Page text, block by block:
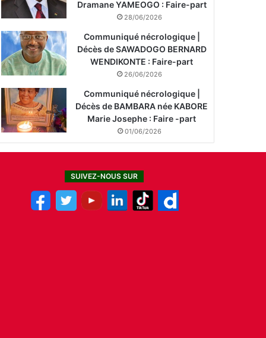
Dramane YAMEOGO : Faire-part
28/06/2026
Communiqué nécrologique |
Décès de SAWADOGO BERNARD
WENDIKONTE : Faire-part
26/06/2026
Communiqué nécrologique |
Décès de BAMBARA née KABORE
Marie Josephe : Faire -part
01/06/2026
SUIVEZ-NOUS SUR